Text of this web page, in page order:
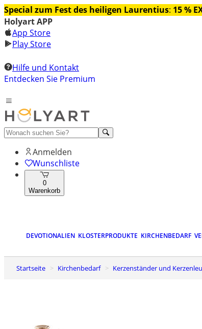
Special zum Fest des heiligen Laurentius: 15 %
Holyart APP
App Store
Play Store
Hilfe und Kontakt
Entdecken Sie Premium
Anmelden
Wunschliste
0
Warenkorb
DEVOTIONALIEN KLOSTERPRODUKTE KIRCHENBEDARF
Startseite Kirchenbedarf Kerzenständer und